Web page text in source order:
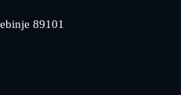
89101